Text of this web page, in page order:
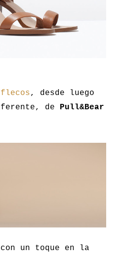
flecos, desde luego
de
Pull&Bear
con un toque en la